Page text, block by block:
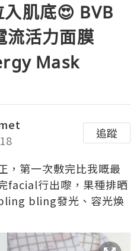
肌底😍 BVB
流活力面膜
Mask
追蹤
，第一次敷完比我嘅最
facial行出嚟，果種排晒
bling發光、容光煥